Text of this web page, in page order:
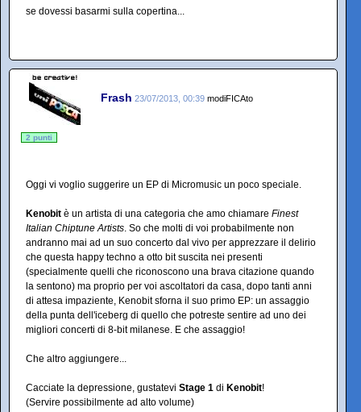
se dovessi basarmi sulla copertina...
Frash 23/07/2013, 00:39 modiFICAto
2 punti
Oggi vi voglio suggerire un EP di Micromusic un poco speciale.
Kenobit è un artista di una categoria che amo chiamare Finest
Italian Chiptune Artists. So che molti di voi probabilmente non
andranno mai ad un suo concerto dal vivo per apprezzare il delirio
che questa happy techno a otto bit suscita nei presenti
(specialmente quelli che riconoscono una brava citazione quando
la sentono) ma proprio per voi ascoltatori da casa, dopo tanti anni
di attesa impaziente, Kenobit sforna il suo primo EP: un assaggio
della punta dell'iceberg di quello che potreste sentire ad uno dei
migliori concerti di 8-bit milanese. E che assaggio!
Che altro aggiungere...
Cacciate la depressione, gustatevi Stage 1 di Kenobit!
(Servire possibilmente ad alto volume)